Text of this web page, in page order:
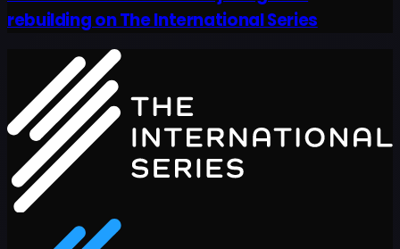
rebuilding on The International Series